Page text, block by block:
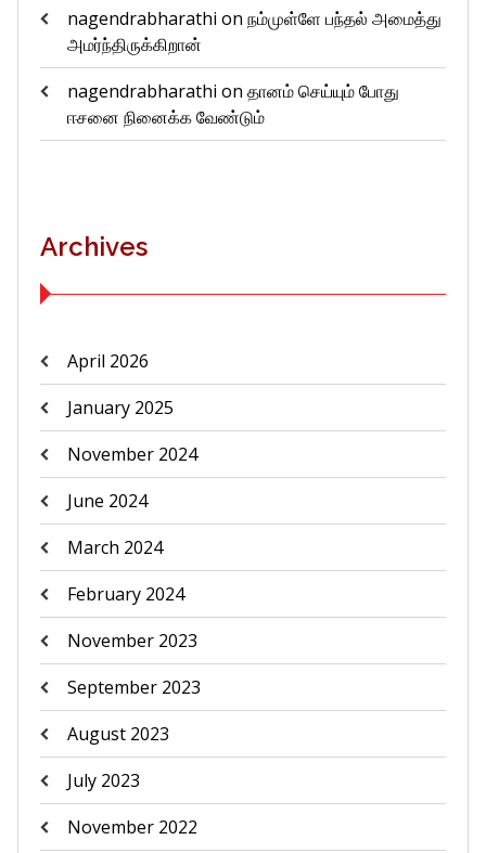
nagendrabharathi on நம்முள்ளே பந்தல் அமைத்து
அமர்ந்திருக்கிறான்
nagendrabharathi on தானம் செய்யும் போது
ஈசனை நினைக்க வேண்டும்
Archives
April 2026
January 2025
November 2024
June 2024
March 2024
February 2024
November 2023
September 2023
August 2023
July 2023
November 2022